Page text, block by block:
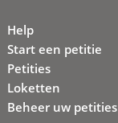
Help
Start een petitie
Petities
Loketten
Beheer uw petities